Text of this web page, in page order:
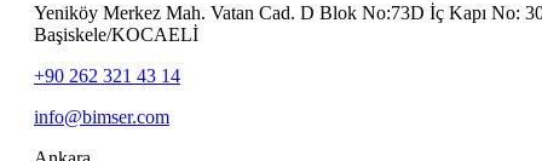
Yeniköy Merkez Mah. Vatan Cad. D Blok No:73D İç Kapı No:
Başiskele/KOCAELİ
+90 262 321 43 14
info@bimser.com